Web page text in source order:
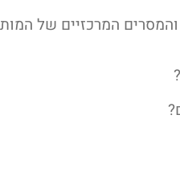
המרכזיים של